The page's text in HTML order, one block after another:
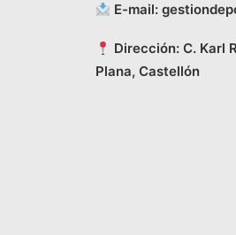
E-mail:
Dirección: C. Karl
Plana, Castellón